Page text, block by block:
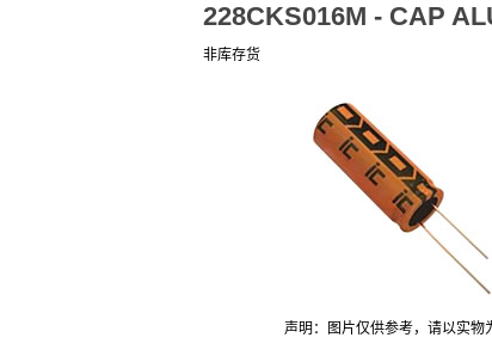
228CKS016M - CAP
非库存货
声明：图片仅供参考，请以实物